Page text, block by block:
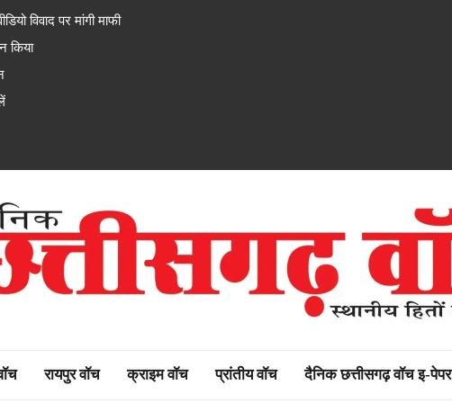
विवाद पर मांगी माफी
किया
watch
रायपुर वॉच क्राइम वॉच प्रांतीय वॉच दैनिक छत्तीसगढ़ वॉच इ-पेपर